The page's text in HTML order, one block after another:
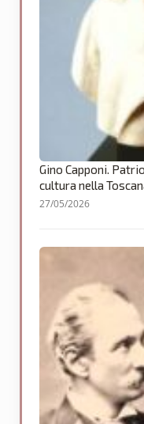
Gino Capponi.
cultura nella
27/05/2026